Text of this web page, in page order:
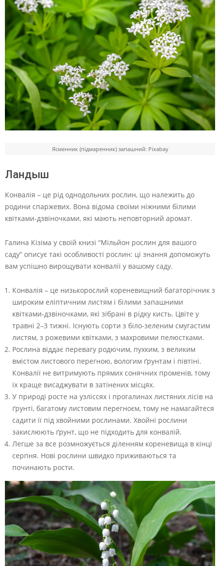
Ясменник (підмаренник) запашний: Pixabay
Ландыш
Конвалія – це рід однодольних рослин, що належить до
родини спаржевих. Вона відома своїми ніжними білими
квітками-дзвіночками, які мають неповторний аромат.
Галина Кізіма у своїй книзі “Мільйон рослин для вашого
саду” описує такі особливості рослин: ці знання допоможуть
вам успішно вирощувати конвалії у вашому саду.
Конвалія – це низькорослий кореневищний багаторічник з
широким еліптичним листям і білими запашними
квітками-дзвіночками, які зібрані в рідку кисть. Цвіте у
травні 2–3 тижні. Існують сорти з біло-зеленим смугастим
листям, з рожевими квітками, з махровими пелюстками.
Рослина віддає перевагу родючим, пухким, з великим
вмістом листового перегною, вологим ґрунтам і півтіні.
Конвалії не витримують прямих сонячних променів, тому
їх краще висаджувати в затінених місцях.
У природі росте на узліссях і прогалинах листяних лісів на
ґрунті, багатому листовим перегноєм, тому не намагайтеся
садити її під хвойними рослинами. Хвойні рослини
закислюють ґрунт, що не підходить для конвалій.
Легше за все розмножується діленням кореневища в кінці
серпня. Нові рослини швидко приживаються та
починають рости.